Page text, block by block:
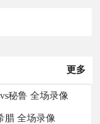
更多
秘鲁 全场录像
腊 全场录像